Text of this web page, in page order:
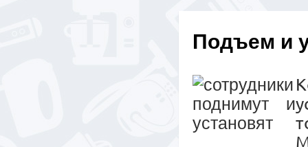
Подъем и